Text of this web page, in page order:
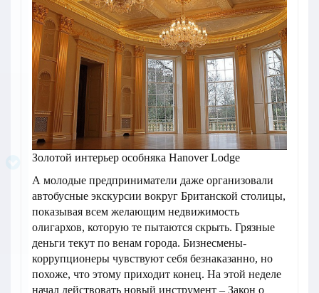
Золотой интерьер особняка Hanover Lodge
А молодые предприниматели даже организовали
автобусные экскурсии вокруг Британской столицы,
показывая всем желающим недвижимость
олигархов, которую те пытаются скрыть. Грязные
деньги текут по венам города. Бизнесмены-
коррупционеры чувствуют себя безнаказанно, но
похоже, что этому приходит конец. На этой неделе
начал действовать новый инструмент – Закон о